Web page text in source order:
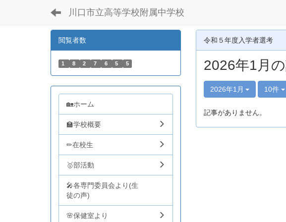
川口市立高等学校附属中学校
令和５年度入学者選考
2026年1月
2026年1月 10件
記事がありません。
閲覧者数
1 8 2 7 6 5 5
🏡ホーム
🏫学校概要
✏在校生
🥇部活動
🎤各専門委員会より(生
徒の声)
🌸保健室より